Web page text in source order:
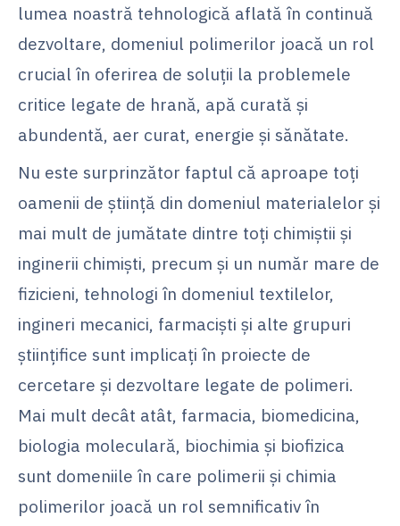
lumea noastră tehnologică aflată în continuă
dezvoltare, domeniul polimerilor joacă un rol
crucial în oferirea de soluții la problemele
critice legate de hrană, apă curată și
abundentă, aer curat, energie și sănătate.
Nu este surprinzător faptul că aproape toți
oamenii de știință din domeniul materialelor și
mai mult de jumătate dintre toți chimiștii și
inginerii chimiști, precum și un număr mare de
fizicieni, tehnologi în domeniul textilelor,
ingineri mecanici, farmaciști și alte grupuri
științifice sunt implicați în proiecte de
cercetare și dezvoltare legate de polimeri.
Mai mult decât atât, farmacia, biomedicina,
biologia moleculară, biochimia și biofizica
sunt domeniile în care polimerii și chimia
polimerilor joacă un rol semnificativ în